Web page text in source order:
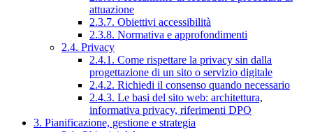
attuazione
2.3.7. Obiettivi accessibilità
2.3.8. Normativa e approfondimenti
2.4. Privacy
2.4.1. Come rispettare la privacy sin dalla
progettazione di un sito o servizio digitale
2.4.2. Richiedi il consenso quando necessario
2.4.3. Le basi del sito web: architettura,
informativa privacy, riferimenti DPO
3. Pianificazione, gestione e strategia